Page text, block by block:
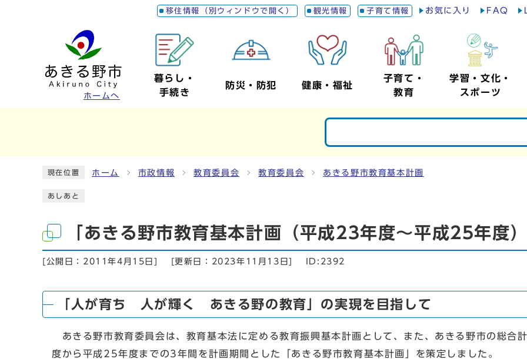
移住情報（別ウィンドウで開く） 観光情報 子育て情報 お気に入り FAQ
ホームへ
暮らし・
手続き
防災・防犯 健康・福祉
子育て・
教育
学習・文化・
スポーツ
現在位置 ホーム 市政情報 教育委員会 教育委員会 あきる野市教育基本計画
あしあと
「あきる野市教育基本計画（平成23年度～平成25年度
[公開日： 2011年4月15日 ] [更新日： 2023年11月13日] ID:2392
「人が育ち 人が輝く あきる野の教育」の実現を目指して
あきる野市教育委員会は、教育基本法に定める教育振興基本計画として、また、あきる野市の総合
度から平成25年度までの3年間を計画期間とした「あきる野市教育基本計画」を策定しました。